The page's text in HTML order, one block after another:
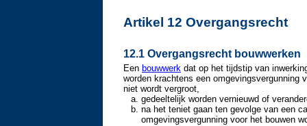
Artikel 12 Overgangsrecht
12.1 Overgangsrecht bouwwerken
Een bouwwerk dat op het tijdstip van
worden krachtens een omgevingsvergunning
niet wordt vergroot,
gedeeltelijk worden vernieuwd of
na het teniet gaan ten gevolge van een
omgevingsvergunning voor het bouwen